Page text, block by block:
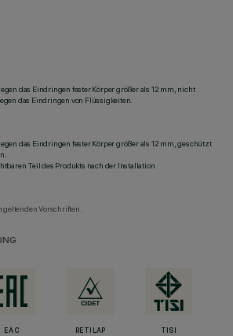
das Eindringen fester Körper größer als 12 mm, nicht
das Eindringen von Flüssigkeiten.
das Eindringen fester Körper größer als 12 mm, geschützt
Teil des Produkts nach der Installation
Vorschriften.
EAC RETILAP TISI